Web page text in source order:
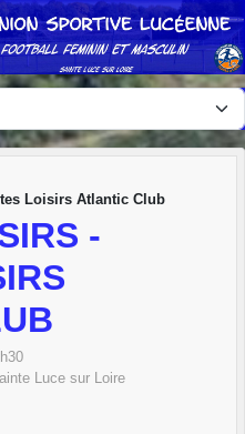
Loisirs Atlantic Club
-
Luce sur Loire